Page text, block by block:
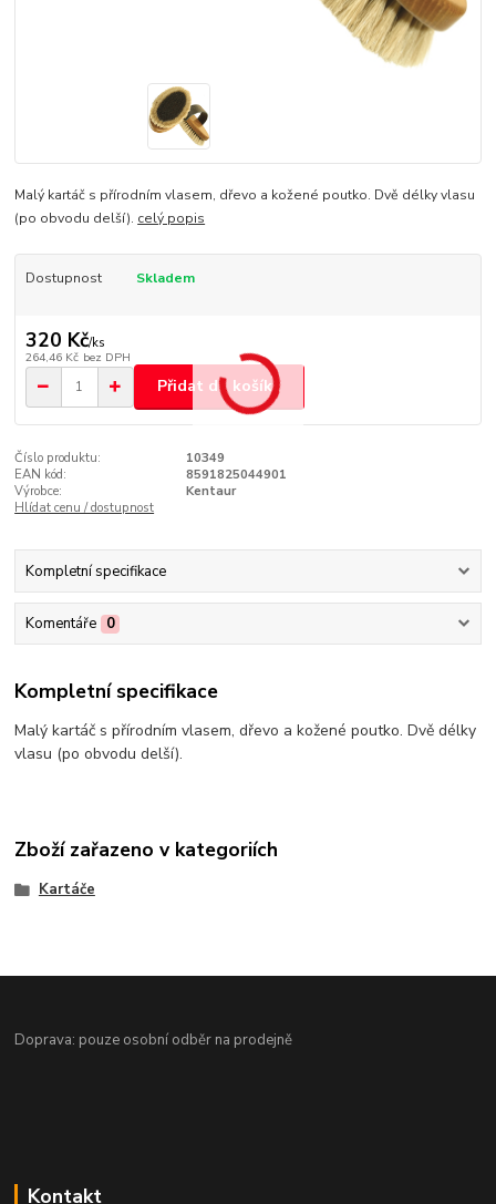
Malý kartáč s přírodním vlasem, dřevo a kožené poutko. Dvě délky vlasu
(po obvodu delší). celý popis
Dostupnost Skladem
320 Kč/ks
264,46 Kč bez DPH
Přidat do košíku
Číslo produktu:
10349
EAN kód:
8591825044901
Výrobce:
Kentaur
Hlídat cenu / dostupnost
Kompletní specifikace
Komentáře 0
Kompletní specifikace
Malý kartáč s přírodním vlasem, dřevo a kožené poutko. Dvě délky
vlasu (po obvodu delší).
Zboží zařazeno v kategoriích
Kartáče
Doprava: pouze osobní odběr na prodejně
Kontakt